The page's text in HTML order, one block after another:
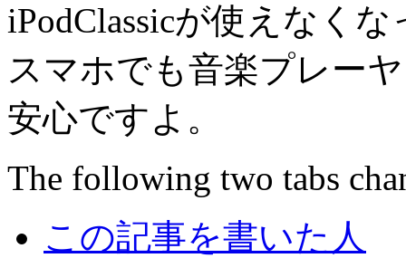
iPodClassicが使えなく
スマホでも音楽プレー
安心ですよ。
The following two tabs
この記事を書いた人